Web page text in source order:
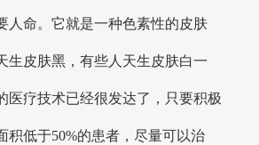
人命。它就是一种色素性的皮肤
生皮肤黑，有些人天生皮肤白一
医疗技术已经很发达了，只要积极
积低于50%的患者，尽量可以治